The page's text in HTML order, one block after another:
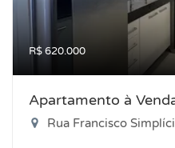
R$ 620.000
Apartamento à
Rua Francisco Simplício,